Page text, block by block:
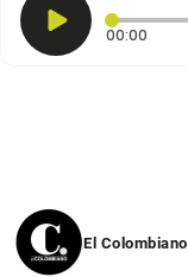
00:00
El Colombiano